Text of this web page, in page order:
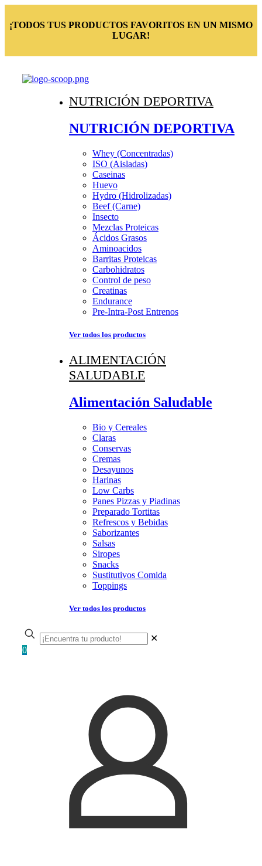
¡TODOS TUS PRODUCTOS FAVORITOS EN UN MISMO
LUGAR!
NUTRICIÓN DEPORTIVA
NUTRICIÓN DEPORTIVA
Whey (Concentradas)
ISO (Aisladas)
Caseinas
Huevo
Hydro (Hidrolizadas)
Beef (Carne)
Insecto
Mezclas Proteicas
Ácidos Grasos
Aminoacidos
Barritas Proteicas
Carbohidratos
Control de peso
Creatinas
Endurance
Pre-Intra-Post Entrenos
Ver todos los productos
ALIMENTACIÓN
SALUDABLE
Alimentación Saludable
Bio y Cereales
Claras
Conservas
Cremas
Desayunos
Harinas
Low Carbs
Panes Pizzas y Piadinas
Preparado Tortitas
Refrescos y Bebidas
Saborizantes
Salsas
Siropes
Snacks
Sustitutivos Comida
Toppings
Ver todos los productos
✕
0